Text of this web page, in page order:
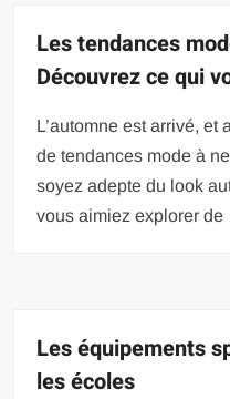
Les tendances
Découvrez ce qui
L’automne est arrivé,
de tendances mode à
soyez adepte du look
vous aimiez explorer de
Les équipements
les écoles